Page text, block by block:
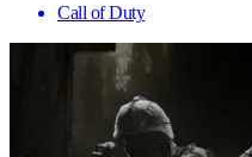
Call of Duty